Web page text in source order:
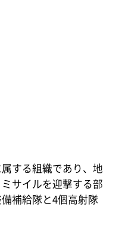
する組織であり、地
サイルを迎撃する部
補給隊と4個高射隊